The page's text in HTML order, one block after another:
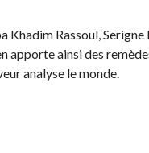
Khadim Rassoul,
apporte ainsi des
analyse le monde.